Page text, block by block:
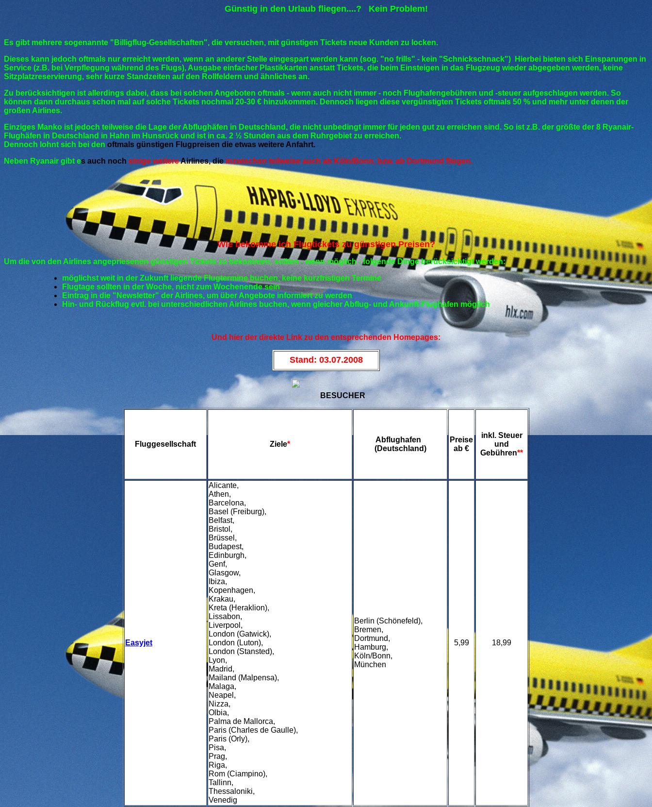
Günstig in den Urlaub fliegen....? Kein Problem!
Es gibt mehrere sogenannte "Billigflug-Gesellschaften", die versuchen, mit günstigen Tickets neue Kunden zu locken.
Dieses kann jedoch oftmals nur erreicht werden, wenn an anderer Stelle eingespart werden kann (sog. "no frills" - kein "Schnickschnack") Hierbei bieten sich Einsparungen in
Service (z.B. bei Verpflegung während des Flugs), Ausgabe einfacher Plastikkarten anstatt Tickets, die beim Einsteigen in das Flugzeug wieder abgegeben werden, keine
Sitzplatzreservierung, sehr kurze Standzeiten auf den Rollfeldern und ähnliches an.
Zu berücksichtigen ist allerdings dabei, dass bei solchen Angeboten oftmals - wenn auch nicht immer - noch Flughafengebühren und -steuer aufgeschlagen werden. So
können dann durchaus schon mal auf solche Tickets nochmal 20-30 € hinzukommen. Dennoch liegen diese vergünstigten Tickets oftmals 50 % und mehr unter denen der
großen Airlines.
Einziges Manko ist jedoch teilweise die Lage der Abflughäfen in Deutschland, die nicht unbedingt immer für jeden gut zu erreichen sind. So ist z.B. der größte der 8 Ryanair-
Flughäfen in Deutschland in Hahn im Hunsrück und ist in ca. 2 ½ Stunden aus dem Ruhrgebiet zu erreichen.
Dennoch lohnt sich bei den oftmals günstigen Flugpreisen die etwas weitere Anfahrt.
Neben Ryanair gibt es auch noch einige weitereAirlines, dieinzwischen teilweise auch ab Köln/Bonn, bzw. ab Dortmund fliegen.
Wie bekomme ich Flugtickets zu günstigen Preisen?
Um die von den Airlines angepriesenen günstigen Tickets zu bekommen, sollten - wenn möglich - folgende Dinge berücksichtigt werden:
möglichst weit in der Zukunft liegende Flugtermine buchen, keine kurzfristigen Termine
Flugtage sollten in der Woche, nicht zum Wochenende sein
Eintrag in die "Newsletter" der Airlines, um über Angebote informiert zu werden
Hin- und Rückflug evtl. bei unterschiedlichen Airlines buchen, wenn gleicher Abflug- und Ankunft-Flughafen möglich
Und hier der direkte Link zu den entsprechenden Homepages:
Stand: 03.07.2008
BESUCHER
Fluggesellschaft Ziele*
Abflughafen
(Deutschland)
Preise
ab €
inkl. Steuer
und
Gebühren**
Easyjet
Alicante,
Athen,
Barcelona,
Basel (Freiburg),
Belfast,
Bristol,
Brüssel,
Budapest,
Edinburgh,
Genf,
Glasgow,
Ibiza,
Kopenhagen,
Krakau,
Kreta (Heraklion),
Lissabon,
Liverpool,
London (Gatwick),
London (Luton),
London (Stansted),
Lyon,
Madrid,
Mailand (Malpensa),
Malaga,
Neapel,
Nizza,
Olbia,
Palma de Mallorca,
Paris (Charles de Gaulle),
Paris (Orly),
Pisa,
Prag,
Riga,
Rom (Ciampino),
Tallinn,
Thessaloniki,
Venedig
Berlin (Schönefeld),
Bremen,
Dortmund,
Hamburg,
Köln/Bonn,
München
5,99 18,99